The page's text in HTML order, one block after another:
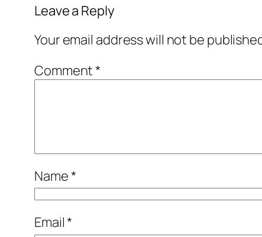
Leave a Reply
Your email address will not be
Comment*
Name*
Email*